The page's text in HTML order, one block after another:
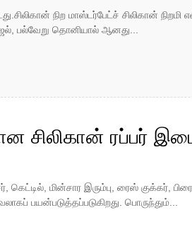
நிற மாஸ்டர்பேட்ச் சிலிகான் நிறமி
பல்வேறு தொனியால் ஆனது...
சிலிகான் ரப்பர்
மின்சார இரும்பு, ரைஸ் குக்கர்,
பயன்படுத்தப்படுகிறது. பொருந்தும்...